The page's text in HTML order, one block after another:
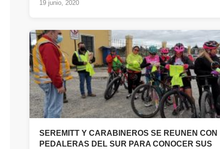
19 junio, 2020
SEREMITT Y CARABINEROS SE REUNEN CON
PEDALERAS DEL SUR PARA CONOCER SUS